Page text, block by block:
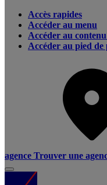
Accès rapides
Accéder au menu
Accéder au
Accéder au pied de
agence Trouver une